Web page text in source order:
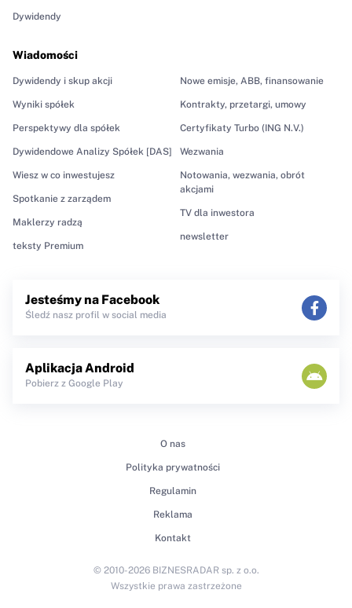
Dywidendy
Wiadomości
Dywidendy i skup akcji
Wyniki spółek
Perspektywy dla spółek
Dywidendowe Analizy Spółek [DAS]
Wiesz w co inwestujesz
Spotkanie z zarządem
Maklerzy radzą
teksty Premium
Nowe emisje, ABB, finansowanie
Kontrakty, przetargi, umowy
Certyfikaty Turbo (ING N.V.)
Wezwania
Notowania, wezwania, obrót
akcjami
TV dla inwestora
newsletter
Jesteśmy na Facebook
Śledź nasz profil w social media
Aplikacja Android
Pobierz z Google Play
O nas
Polityka prywatności
Regulamin
Reklama
Kontakt
© 2010-2026 BIZNESRADAR sp. z o.o.
Wszystkie prawa zastrzeżone